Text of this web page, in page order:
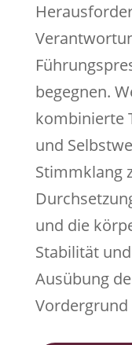
begegnen.
kombinierte
und
Stimmklang
und die
Stabilität
Ausübung
Vordergrund